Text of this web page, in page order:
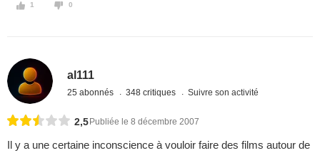
1 0
al111
25 abonnés 348 critiques Suivre son activité
2,5 Publiée le 8 décembre 2007
Il y a une certaine inconscience à vouloir faire des films autour de